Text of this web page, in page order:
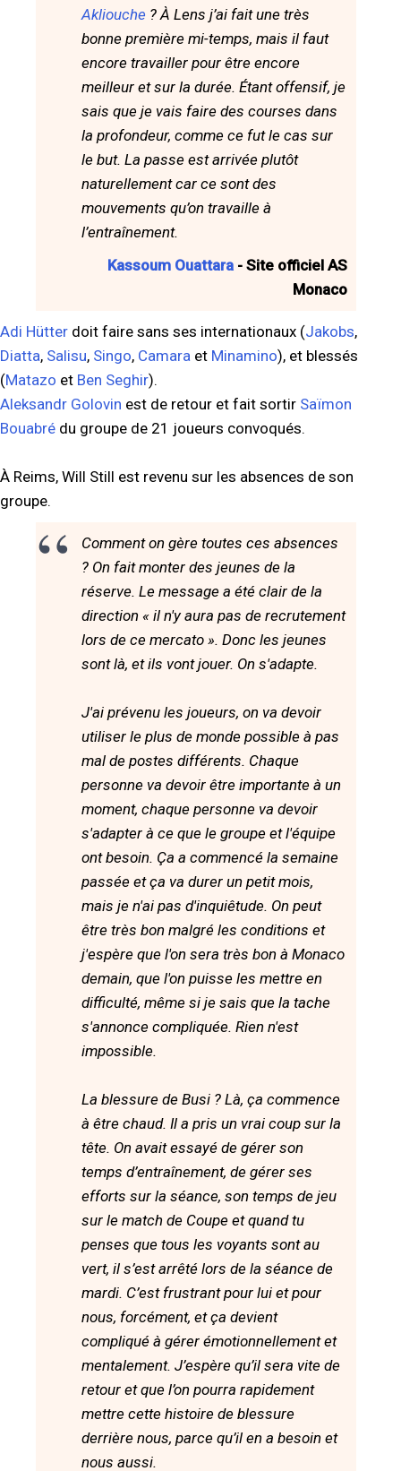
Akliouche ? À Lens j’ai fait une très
bonne première mi-temps, mais il faut
encore travailler pour être encore
meilleur et sur la durée. Étant offensif, je
sais que je vais faire des courses dans
la profondeur, comme ce fut le cas sur
le but. La passe est arrivée plutôt
naturellement car ce sont des
mouvements qu’on travaille à
l’entraînement.
Kassoum Ouattara - Site officiel AS
Monaco
Adi Hütter doit faire sans ses internationaux (Jakobs,
Diatta, Salisu, Singo, Camara et Minamino), et blessés
(Matazo et Ben Seghir).
Aleksandr Golovin est de retour et fait sortir Saïmon
Bouabré du groupe de 21 joueurs convoqués.
À Reims, Will Still est revenu sur les absences de son
groupe.
Comment on gère toutes ces absences
? On fait monter des jeunes de la
réserve. Le message a été clair de la
direction « il n'y aura pas de recrutement
lors de ce mercato ». Donc les jeunes
sont là, et ils vont jouer. On s'adapte.
J'ai prévenu les joueurs, on va devoir
utiliser le plus de monde possible à pas
mal de postes différents. Chaque
personne va devoir être importante à un
moment, chaque personne va devoir
s'adapter à ce que le groupe et l'équipe
ont besoin. Ça a commencé la semaine
passée et ça va durer un petit mois,
mais je n'ai pas d'inquiêtude. On peut
être très bon malgré les conditions et
j'espère que l'on sera très bon à Monaco
demain, que l'on puisse les mettre en
difficulté, même si je sais que la tache
s'annonce compliquée. Rien n'est
impossible.
La blessure de Busi ? Là, ça commence
à être chaud. Il a pris un vrai coup sur la
tête. On avait essayé de gérer son
temps d’entraînement, de gérer ses
efforts sur la séance, son temps de jeu
sur le match de Coupe et quand tu
penses que tous les voyants sont au
vert, il s’est arrêté lors de la séance de
mardi. C’est frustrant pour lui et pour
nous, forcément, et ça devient
compliqué à gérer émotionnellement et
mentalement. J’espère qu’il sera vite de
retour et que l’on pourra rapidement
mettre cette histoire de blessure
derrière nous, parce qu’il en a besoin et
nous aussi.